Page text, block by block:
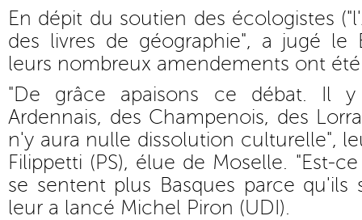
En dépit du soutien des écologistes
des livres de géographie", a jugé le
leurs nombreux amendements ont
"De grâce apaisons ce débat. Il
Ardennais, des Champenois, des
n'y aura nulle dissolution culturelle",
Filippetti (PS), élue de Moselle. "Est-
se sentent plus Basques parce qu'ils
leur a lancé Michel Piron (UDI).